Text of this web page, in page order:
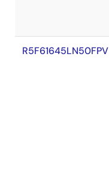
R5F61645LN50FPV